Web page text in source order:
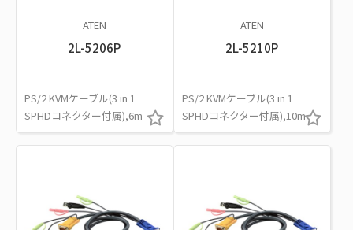
ATEN
2L-5206P
PS/2 KVMケーブル(3 in 1
SPHDコネクター付属),6m
ATEN
2L-5210P
PS/2 KVMケーブル(3 in 1
SPHDコネクター付属),10m